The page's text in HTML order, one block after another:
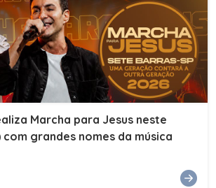
Marcha para Jesus neste
grandes nomes da música